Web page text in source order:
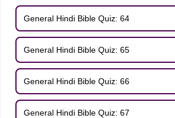
General Hindi Bible Quiz: 64
General Hindi Bible Quiz: 65
General Hindi Bible Quiz: 66
General Hindi Bible Quiz: 67